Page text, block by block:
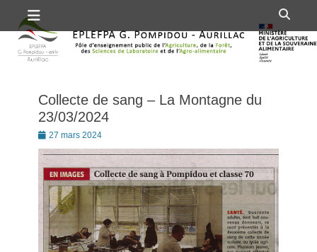
au
contenu
Premier menu
Collecte de sang – La Montagne du
23/03/2024
Posté
le
27 mars 2024